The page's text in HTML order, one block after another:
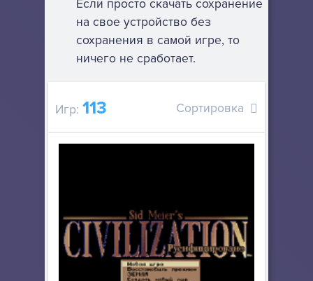
Если просто скачать сохранение
на свое устройство без
сохранения в самой игре, то
ничего не сработает.
Игр: 113 Сортировка